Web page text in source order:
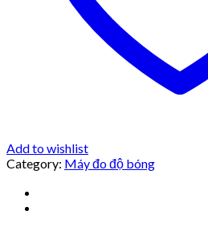
Add to wishlist
Category: Máy đo độ bóng